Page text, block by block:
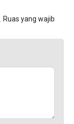
Ruas yang wajib